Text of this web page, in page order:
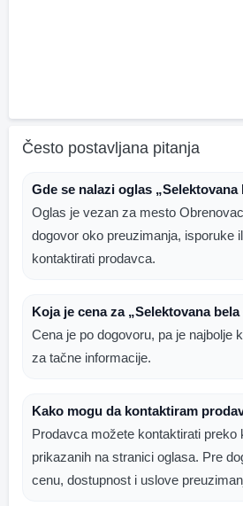
Često postavljana pitanja
Gde se nalazi oglas
Oglas je vezan za mesto
dogovor oko preuzimanja, isporuke
kontaktirati prodavca.
Koja je cena za „Selektovana
Cena je po dogovoru, pa je najbolje
za tačne informacije.
Kako mogu da kontaktiram
Prodavca možete kontaktirati preko
prikazanih na stranici oglasa. Pre
cenu, dostupnost i uslove